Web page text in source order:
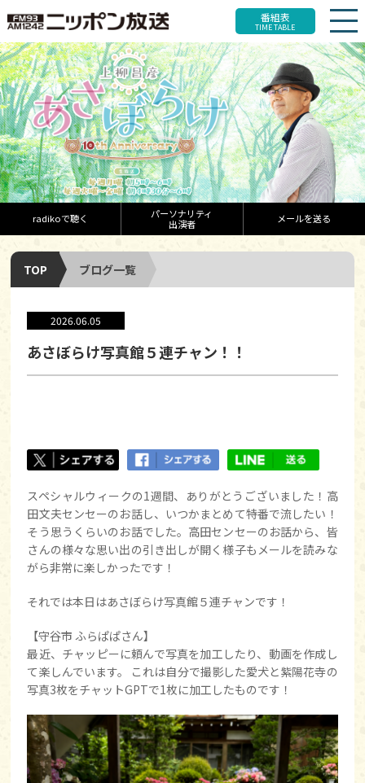
番組表
TIME TABLE
radikoで聴く
パーソナリティ
出演者
メールを送る
TOP ブログ一覧
2026.06.05
あさぼらけ写真館５連チャン！！
スペシャルウィークの1週間、ありがとうございました！高
田文夫センセーのお話し、いつかまとめて特番で流したい！
そう思うくらいのお話でした。高田センセーのお話から、皆
さんの様々な思い出の引き出しが開く様子もメールを読みな
がら非常に楽しかったです！
それでは本日はあさぼらけ写真館５連チャンです！
【守谷市 ふらぱぱさん】
最近、チャッピーに頼んで写真を加工したり、動画を作成し
て楽しんでいます。 これは自分で撮影した愛犬と紫陽花寺の
写真3枚をチャットGPTで1枚に加工したものです！